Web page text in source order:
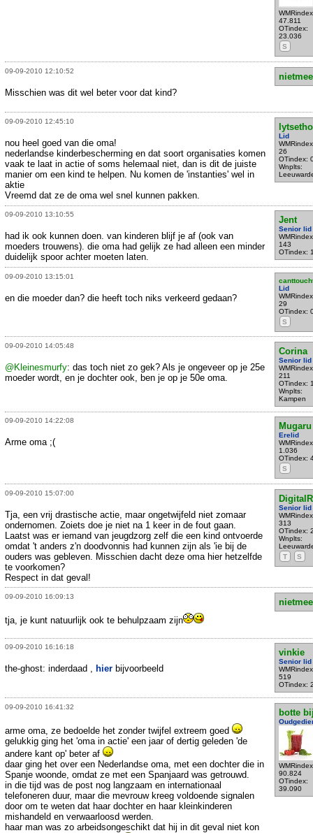
47.811
OTindex:
23.036
S
09-09-2010 12:10:52
Misschien was dit wel beter voor dat kind?
09-09-2010 12:45:10
Lid
26
OTindex:
Wnplts:
nou heel goed van die oma!
nederlandse kinderbescherming en dat soort organisaties komen
vaak te laat in actie of soms helemaal niet, dan is dit de juiste
manier om een kind te helpen. Nu komen de 'instanties' wel in
aktie
Vreemd dat ze de oma wel snel kunnen pakken.
09-09-2010 13:10:55
Jent
Senior lid
143
OTindex:
had ik ook kunnen doen. van kinderen blijf je af (ook van
moeders trouwens). die oma had gelijk ze had alleen een minder
duidelijk spoor achter moeten laten.
09-09-2010 13:15:01
Lid
29
OTindex:
S
en die moeder dan? die heeft toch niks verkeerd gedaan?
09-09-2010 14:05:48
Corina
Senior lid
211
OTindex:
Wnplts:
Kampen
@Kleinesmurfy: das toch niet zo gek? Als je ongeveer op je 25e
moeder wordt, en je dochter ook, ben je op je 50e oma.
09-09-2010 14:22:08
Mugaru
Erelid
1.036
OTindex:
S
Arme oma ;(
09-09-2010 15:07:00
Senior lid
313
OTindex:
Wnplts:
T
S
Tja, een vrij drastische actie, maar ongetwijfeld niet zomaar
ondernomen. Zoiets doe je niet na 1 keer in de fout gaan.
Laatst was er iemand van jeugdzorg zelf die een kind ontvoerde
omdat 't anders z'n doodvonnis had kunnen zijn als 'ie bij de
ouders was gebleven. Misschien dacht deze oma hier hetzelfde
te voorkomen?
Respect in dat geval!
09-09-2010 16:09:13
tja, je kunt natuurlijk ook te behulpzaam zijn
09-09-2010 16:16:18
vinkie
Senior lid
519
OTindex:
the-ghost: inderdaad , hier bijvoorbeeld
09-09-2010 16:41:32
botte
90.824
OTindex:
39.090
arme oma, ze bedoelde het zonder twijfel extreem goed
gelukkig ging het 'oma in actie' een jaar of dertig geleden 'de
andere kant op' beter af
daar ging het over een Nederlandse oma, met een dochter die in
Spanje woonde, omdat ze met een Spanjaard was getrouwd.
in die tijd was de post nog langzaam en internationaal
telefoneren duur, maar die mevrouw kreeg voldoende signalen
door om te weten dat haar dochter en haar kleinkinderen
mishandeld en verwaarloosd werden.
haar man was zo arbeidsongeschikt dat hij in dit geval niet kon